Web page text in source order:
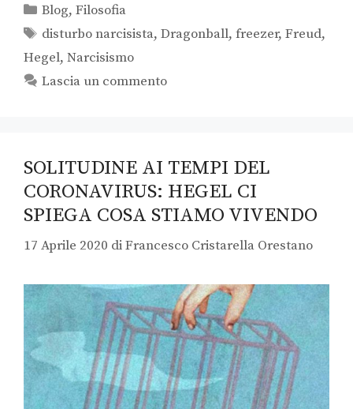
Blog,Filosofia
disturbo narcisista,Dragonball,freezer,Freud,
Hegel, Narcisismo
Lascia un commento
SOLITUDINE AI TEMPI DEL
CORONAVIRUS: HEGEL CI
SPIEGA COSA STIAMO VIVENDO
17 Aprile 2020 diFrancesco Cristarella Orestano